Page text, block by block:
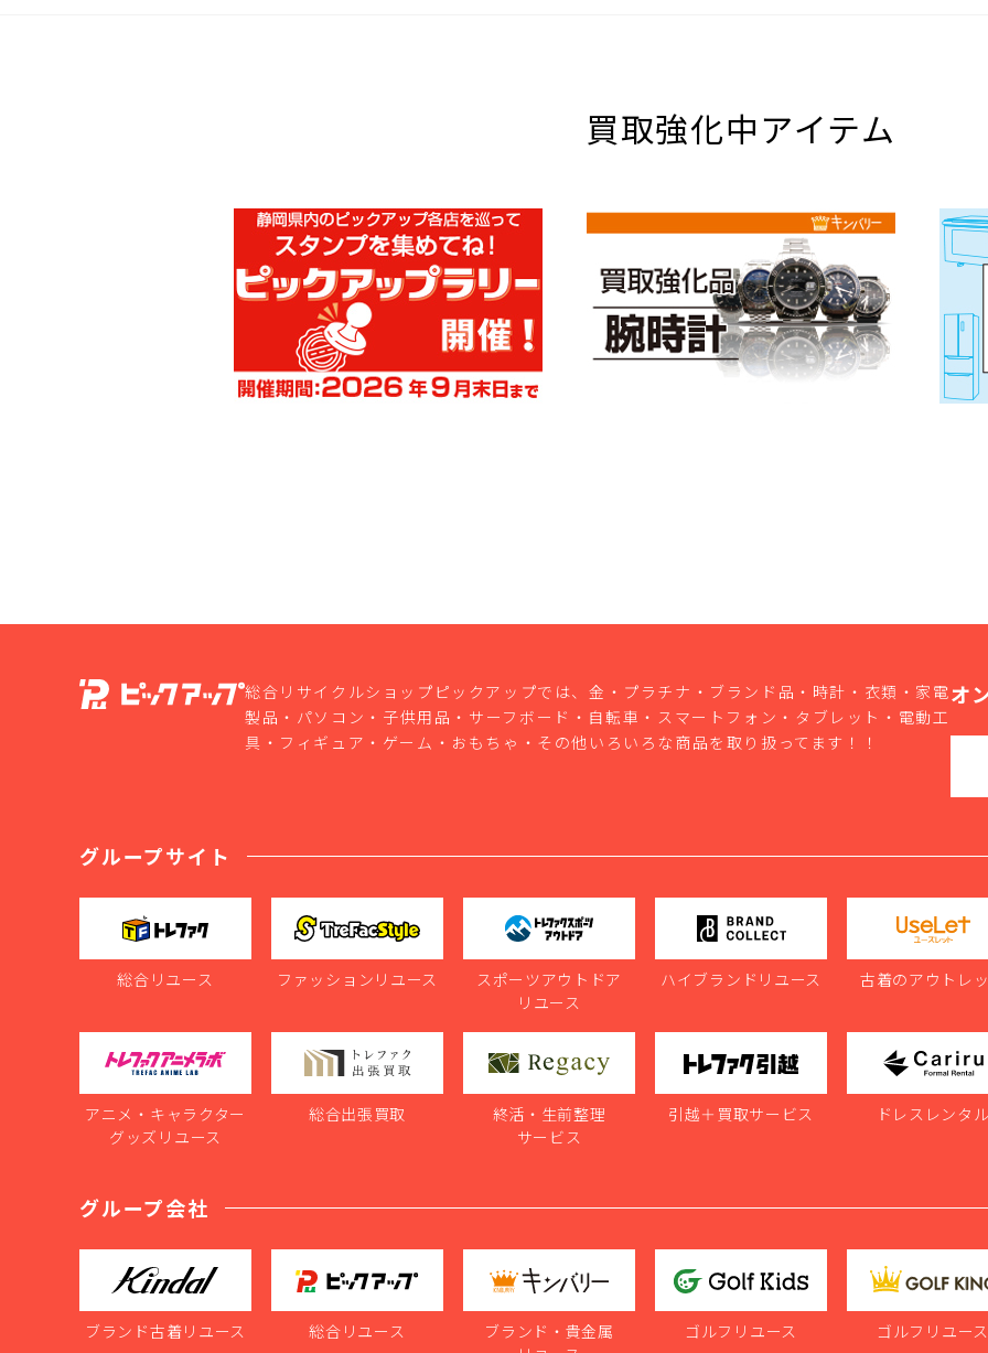
買取強化中アイテム
総合リサイクルショップピックアップでは、金・プラチナ・ブランド品・時計・衣類・家電
製品・パソコン・子供用品・サーフボード・自転車・スマートフォン・タブレット・電動工
具・フィギュア・ゲーム・おもちゃ・その他いろいろな商品を取り扱ってます！！
オ
グループサイト
総合リユース ファッションリユース
スポーツアウトドア
リユース
ハイブランドリユース 古着のアウトレ
アニメ・キャラクター
グッズリユース
総合出張買取
終活・生前整理
サービス
引越＋買取サービス ドレスレンタ
グループ会社
ブランド古着リユース 総合リユース
ブランド・貴金属
ゴルフリユース ゴルフリユース